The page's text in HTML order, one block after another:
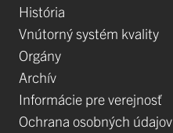
História
Vnútorný systém kvality
Orgány
Archív
Informácie pre verejnosť
Ochrana osobných údajov